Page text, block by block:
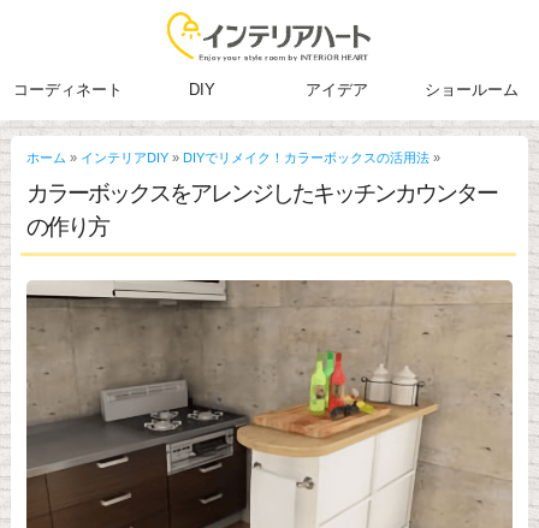
コーディネート DIY アイデア ショールーム
ホーム » インテリアDIY» DIYでリメイク！カラーボックスの活用法»
カラーボックスをアレンジしたキッチンカウンター
の作り方